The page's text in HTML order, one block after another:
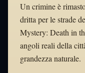
Un crimine è
dritta per le strade
Mystery: Death in
angoli reali della
grandezza naturale.